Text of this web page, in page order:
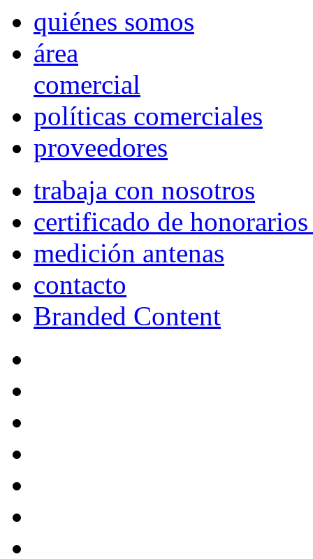
quiénes somos
área
comercial
políticas comerciales
proveedores
trabaja con nosotros
certificado de
medición antenas
contacto
Branded Content